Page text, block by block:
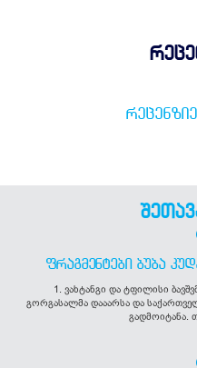
ᲤᲠᲐᲒᲛᲔᲜᲢᲔᲑᲘ ᲑᲣᲑᲐ
1. ვახტანგი და ტფილისი
გორგასალმა დააარსა და
გადმოიტანა.